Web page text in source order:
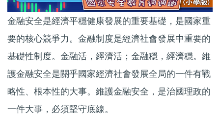
金融安全是經濟平穩健康發展的重要基礎，是國家重
要的核心競爭力。金融制度是經濟社會發展中重要的
基礎性制度。金融活，經濟活；金融穩，經濟穩。維
護金融安全是關乎國家經濟社會發展全局的一件有戰
略性、根本性的大事。維護金融安全，是治國理政的
一件大事，必須堅守底線。